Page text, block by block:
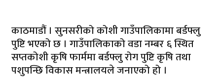
काठमाडौं । सुनसरीको कोशी गाउँपालिकामा बर्डफ्लु
पुष्टि भएको छ । गाउँपालिकाको वडा नम्बर ६ स्थित
सप्तकोशी कृषि फार्ममा बर्डफ्लु रोग पुष्टि कृषि तथा
पशुपन्छि विकास मन्त्रालयले जनाएको हो ।